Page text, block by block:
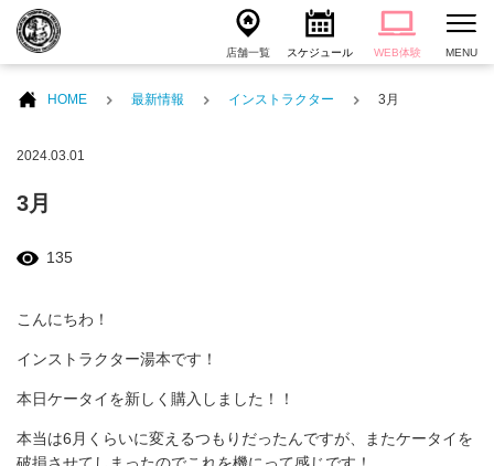
店舗一覧 スケジュール WEB体験 MENU
HOME 最新情報 インストラクター 3月
2024.03.01
3月
135
こんにちわ！
インストラクター湯本です！
本日ケータイを新しく購入しました！！
本当は6月くらいに変えるつもりだったんですが、またケータイを